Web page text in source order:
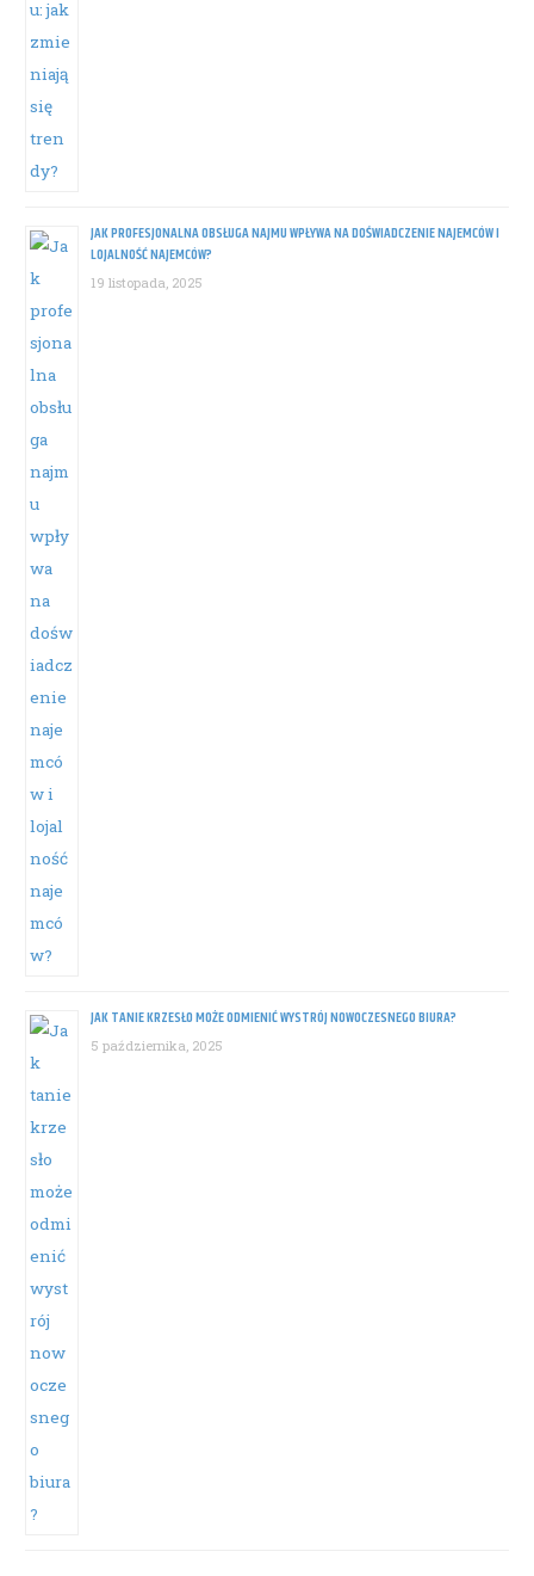
JAK PROFESJONALNA OBSŁUGA NAJMU WPŁYWA NA DOŚWIADCZENIE NAJEMCÓW I
LOJALNOŚĆ NAJEMCÓW?
19 listopada, 2025
JAK TANIE KRZESŁO MOŻE ODMIENIĆ WYSTRÓJ NOWOCZESNEGO BIURA?
5 października, 2025